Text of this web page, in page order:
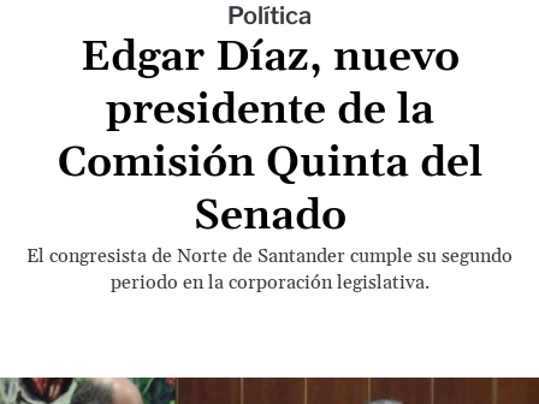
Política
Edgar Díaz, nuevo
presidente de la
Comisión Quinta del
Senado
El congresista de Norte de Santander cumple su segundo
periodo en la corporación legislativa.